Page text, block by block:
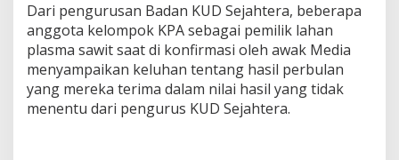
a
n
H
a
s
l
Dari pengurusan Badan KUD Sejahtera, beberapa
anggota kelompok KPA sebagai pemilik lahan
plasma sawit saat di konfirmasi oleh awak Media
menyampaikan keluhan tentang hasil perbulan
yang mereka terima dalam nilai hasil yang tidak
menentu dari pengurus KUD Sejahtera.